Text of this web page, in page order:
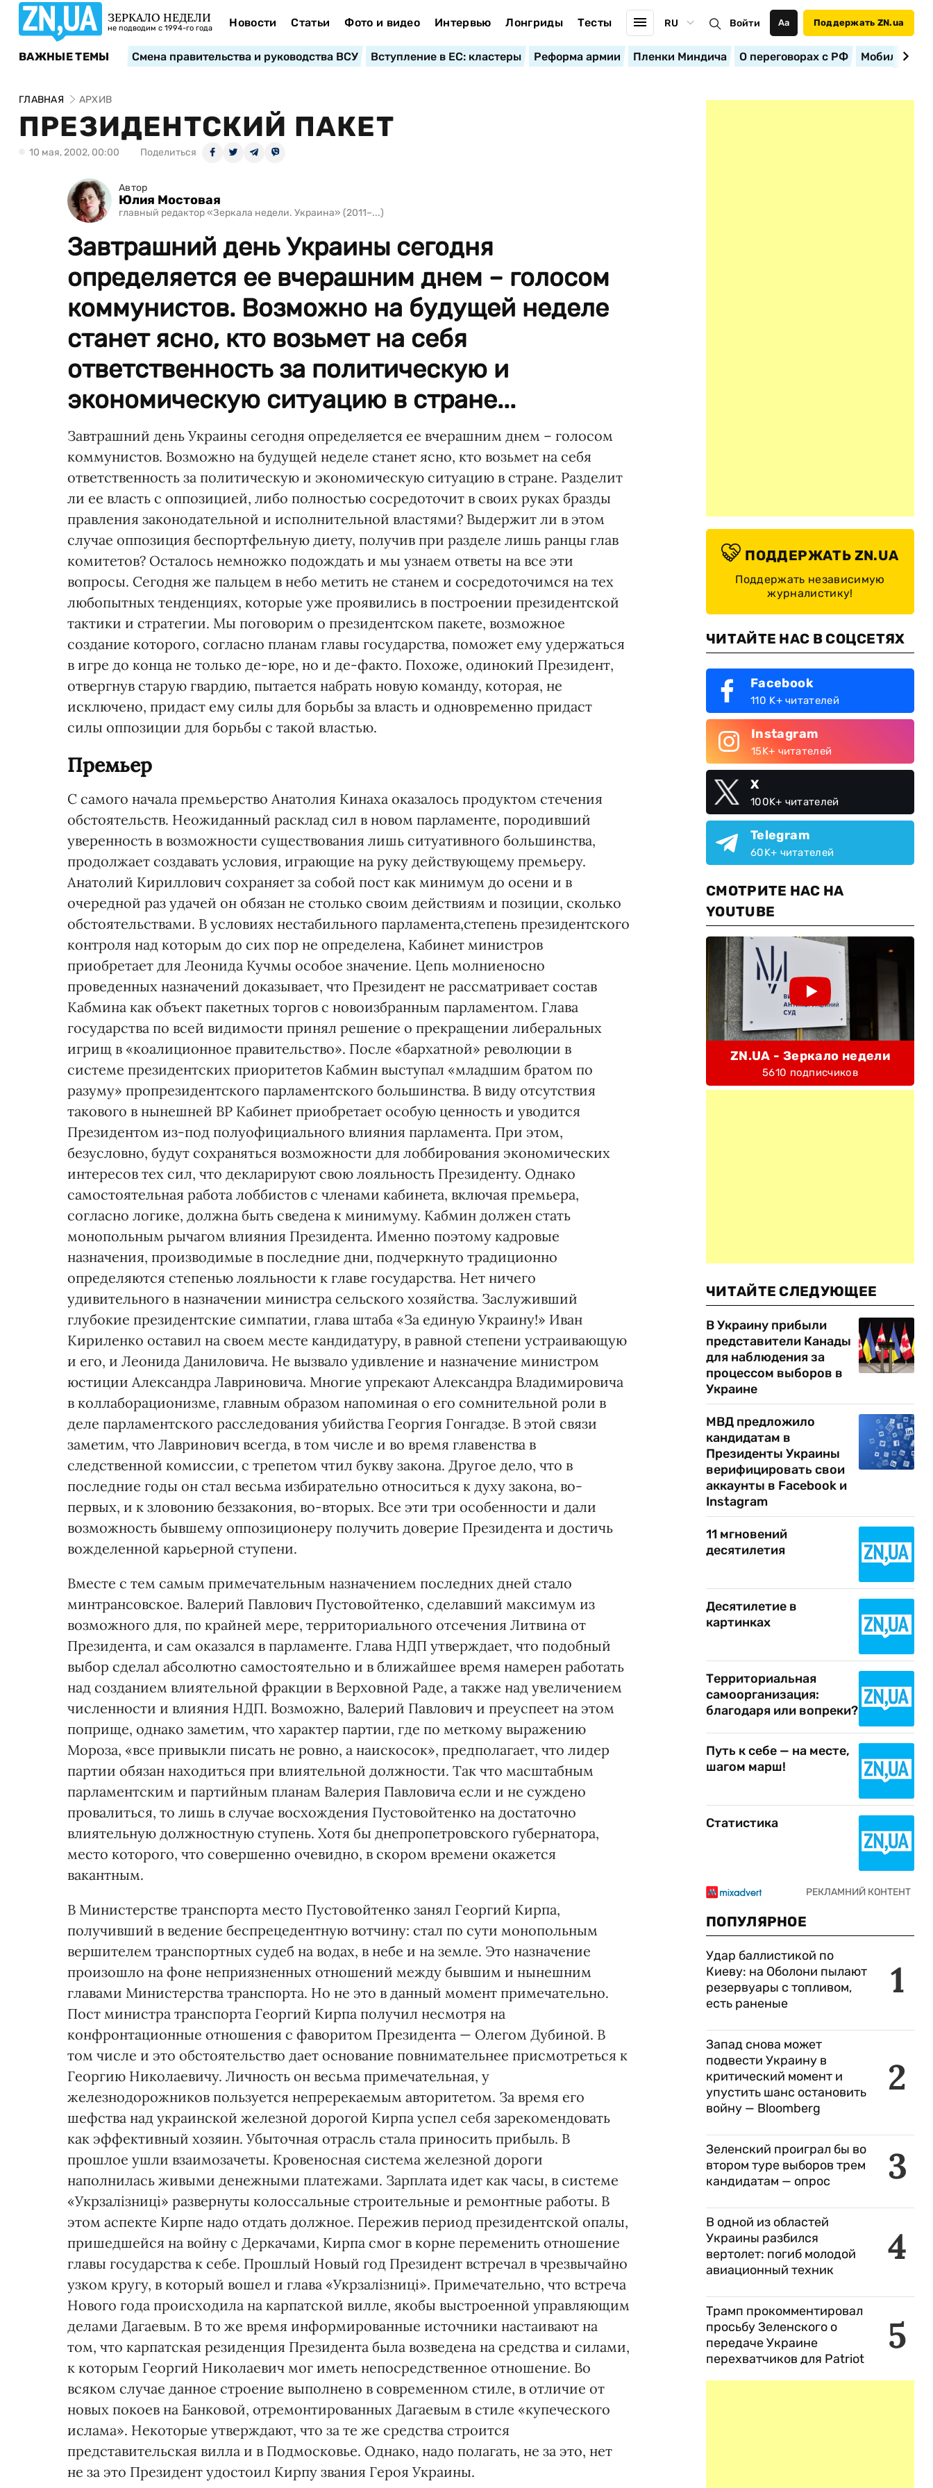
ЗЕРКАЛО НЕДЕЛИ
не подводим с 1994-го года Новости Статьи Фото и видео Интервью Лонгриды Тесты RU Войти Аа Поддержать ZN.ua
ВАЖНЫЕ ТЕМЫ Смена правительства и руководства ВСУ Вступление в ЕС: кластеры Реформа армии Пленки Миндича О переговорах с РФ
ГЛАВНАЯ АРХИВ
ПРЕЗИДЕНТСКИЙ ПАКЕТ
10 мая, 2002, 00:00 Поделиться
Автор
Юлия Мостовая
главный редактор «Зеркала недели. Украина» (2011–...)
Завтрашний день Украины сегодня
определяется ее вчерашним днем – голосом
коммунистов. Возможно на будущей неделе
станет ясно, кто возьмет на себя
ответственность за политическую и
экономическую ситуацию в стране...
Завтрашний день Украины сегодня определяется ее вчерашним днем – голосом
коммунистов. Возможно на будущей неделе станет ясно, кто возьмет на себя
ответственность за политическую и экономическую ситуацию в стране. Разделит
ли ее власть с оппозицией, либо полностью сосредоточит в своих руках бразды
правления законодательной и исполнительной властями? Выдержит ли в этом
случае оппозиция беспортфельную диету, получив при разделе лишь ранцы глав
комитетов? Осталось немножко подождать и мы узнаем ответы на все эти
вопросы. Сегодня же пальцем в небо метить не станем и сосредоточимся на тех
любопытных тенденциях, которые уже проявились в построении президентской
тактики и стратегии. Мы поговорим о президентском пакете, возможное
создание которого, согласно планам главы государства, поможет ему удержаться
в игре до конца не только де-юре, но и де-факто. Похоже, одинокий Президент,
отвергнув старую гвардию, пытается набрать новую команду, которая, не
исключено, придаст ему силы для борьбы за власть и одновременно придаст
силы оппозиции для борьбы с такой властью.
Премьер
С самого начала премьерство Анатолия Кинаха оказалось продуктом стечения
обстоятельств. Неожиданный расклад сил в новом парламенте, породивший
уверенность в возможности существования лишь ситуативного большинства,
продолжает создавать условия, играющие на руку действующему премьеру.
Анатолий Кириллович сохраняет за собой пост как минимум до осени и в
очередной раз удачей он обязан не столько своим действиям и позиции, сколько
обстоятельствами. В условиях нестабильного парламента,степень президентского
контроля над которым до сих пор не определена, Кабинет министров
приобретает для Леонида Кучмы особое значение. Цепь молниеносно
проведенных назначений доказывает, что Президент не рассматривает состав
Кабмина как объект пакетных торгов с новоизбранным парламентом. Глава
государства по всей видимости принял решение о прекращении либеральных
игрищ в «коалиционное правительство». После «бархатной» революции в
системе президентских приоритетов Кабмин выступал «младшим братом по
разуму» пропрезидентского парламентского большинства. В виду отсутствия
такового в нынешней ВР Кабинет приобретает особую ценность и уводится
Президентом из-под полуофициального влияния парламента. При этом,
безусловно, будут сохраняться возможности для лоббирования экономических
интересов тех сил, что декларируют свою лояльность Президенту. Однако
самостоятельная работа лоббистов с членами кабинета, включая премьера,
согласно логике, должна быть сведена к минимуму. Кабмин должен стать
монопольным рычагом влияния Президента. Именно поэтому кадровые
назначения, производимые в последние дни, подчеркнуто традиционно
определяются степенью лояльности к главе государства. Нет ничего
удивительного в назначении министра сельского хозяйства. Заслуживший
глубокие президентские симпатии, глава штаба «За единую Украину!» Иван
Кириленко оставил на своем месте кандидатуру, в равной степени устраивающую
и его, и Леонида Даниловича. Не вызвало удивление и назначение министром
юстиции Александра Лавриновича. Многие упрекают Александра Владимировича
в коллаборационизме, главным образом напоминая о его сомнительной роли в
деле парламентского расследования убийства Георгия Гонгадзе. В этой связи
заметим, что Лавринович всегда, в том числе и во время главенства в
следственной комиссии, с трепетом чтил букву закона. Другое дело, что в
последние годы он стал весьма избирательно относиться к духу закона, во-
первых, и к зловонию беззакония, во-вторых. Все эти три особенности и дали
возможность бывшему оппозиционеру получить доверие Президента и достичь
вожделенной карьерной ступени.
Вместе с тем самым примечательным назначением последних дней стало
минтрансовское. Валерий Павлович Пустовойтенко, сделавший максимум из
возможного для, по крайней мере, территориального отсечения Литвина от
Президента, и сам оказался в парламенте. Глава НДП утверждает, что подобный
выбор сделал абсолютно самостоятельно и в ближайшее время намерен работать
над созданием влиятельной фракции в Верховной Раде, а также над увеличением
численности и влияния НДП. Возможно, Валерий Павлович и преуспеет на этом
поприще, однако заметим, что характер партии, где по меткому выражению
Мороза, «все привыкли писать не ровно, а наискосок», предполагает, что лидер
партии обязан находиться при влиятельной должности. Так что масштабным
парламентским и партийным планам Валерия Павловича если и не суждено
провалиться, то лишь в случае восхождения Пустовойтенко на достаточно
влиятельную должностную ступень. Хотя бы днепропетровского губернатора,
место которого, что совершенно очевидно, в скором времени окажется
вакантным.
В Министерстве транспорта место Пустовойтенко занял Георгий Кирпа,
получивший в ведение беспрецедентную вотчину: стал по сути монопольным
вершителем транспортных судеб на водах, в небе и на земле. Это назначение
произошло на фоне неприязненных отношений между бывшим и нынешним
главами Министерства транспорта. Но не это в данный момент примечательно.
Пост министра транспорта Георгий Кирпа получил несмотря на
конфронтационные отношения с фаворитом Президента — Олегом Дубиной. В
том числе и это обстоятельство дает основание повнимательнее присмотреться к
Георгию Николаевичу. Личность он весьма примечательная, у
железнодорожников пользуется непререкаемым авторитетом. За время его
шефства над украинской железной дорогой Кирпа успел себя зарекомендовать
как эффективный хозяин. Убыточная отрасль стала приносить прибыль. В
прошлое ушли взаимозачеты. Кровеносная система железной дороги
наполнилась живыми денежными платежами. Зарплата идет как часы, в системе
«Укрзалізниці» развернуты колоссальные строительные и ремонтные работы. В
этом аспекте Кирпе надо отдать должное. Пережив период президентской опалы,
пришедшейся на войну с Деркачами, Кирпа смог в корне переменить отношение
главы государства к себе. Прошлый Новый год Президент встречал в чрезвычайно
узком кругу, в который вошел и глава «Укрзалізниці». Примечательно, что встреча
Нового года происходила на карпатской вилле, якобы выстроенной управляющим
делами Дагаевым. В то же время информированные источники настаивают на
том, что карпатская резиденция Президента была возведена на средства и силами,
к которым Георгий Николаевич мог иметь непосредственное отношение. Во
всяком случае данное строение выполнено в современном стиле, в отличие от
новых покоев на Банковой, отремонтированных Дагаевым в стиле «купеческого
ислама». Некоторые утверждают, что за те же средства строится
представительская вилла и в Подмосковье. Однако, надо полагать, не за это, нет
не за это Президент удостоил Кирпу звания Героя Украины.
ПОДДЕРЖАТЬ ZN.UA
Поддержать независимую
журналистику!
ЧИТАЙТЕ НАС В СОЦСЕТЯХ
Facebook
110 K+ читателей
Instagram
15K+ читателей
X
100K+ читателей
Telegram
60K+ читателей
СМОТРИТЕ НАС НА
YOUTUBE
ZN.UA - Зеркало недели
5610 подписчиков
ЧИТАЙТЕ СЛЕДУЮЩЕЕ
В Украину прибыли
представители Канады
для наблюдения за
процессом выборов в
Украине
МВД предложило
кандидатам в
Президенты Украины
верифицировать свои
аккаунты в Facebook и
Instagram
11 мгновений
десятилетия
Десятилетие в
картинках
Территориальная
самоорганизация:
благодаря или вопреки?
Путь к себе — на месте,
шагом марш!
Статистика
ПОПУЛЯРНОЕ
1
Удар баллистикой по
Киеву: на Оболони пылают
резервуары с топливом,
есть раненые
2
Запад снова может
подвести Украину в
критический момент и
упустить шанс остановить
войну — Bloomberg
3
Зеленский проиграл бы во
втором туре выборов трем
кандидатам — опрос
4
В одной из областей
Украины разбился
вертолет: погиб молодой
авиационный техник
5
Трамп прокомментировал
просьбу Зеленского о
передаче Украине
перехватчиков для Patriot